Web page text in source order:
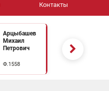
Контакты
Арцыбашев
Михаил
Петрович
Ф.1558